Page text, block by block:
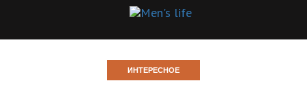
ИНТЕРЕСНОЕ